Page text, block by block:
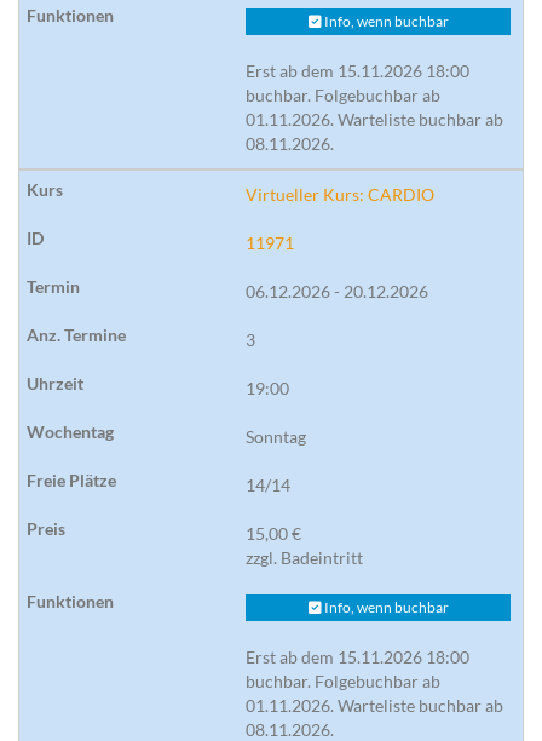
Info, wenn buchbar
Erst ab dem 15.11.2026 18:00
buchbar. Folgebuchbar ab
01.11.2026. Warteliste buchbar ab
08.11.2026.
Virtueller Kurs: CARDIO
11971
06.12.2026 - 20.12.2026
3
19:00
Sonntag
14/14
15,00 €
zzgl. Badeintritt
Info, wenn buchbar
Erst ab dem 15.11.2026 18:00
buchbar. Folgebuchbar ab
01.11.2026. Warteliste buchbar ab
08.11.2026.